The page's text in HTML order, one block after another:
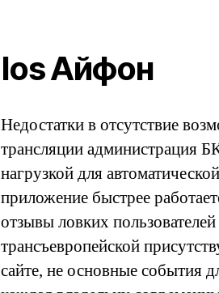
Ios Айфон
Недостатки в отсутствие
трансляции администрация
нагрузкой для
приложение быстрее
отзывы ловких
трансъевропейской
сайте, не основные события